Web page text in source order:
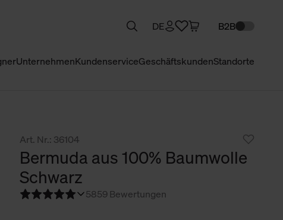
UnternehmenKundenserviceGeschäftskundenStandorte
DE B2B
Art. Nr.: 36104
Bermuda aus 100% Baumwolle
Schwarz
5859 Bewertungen